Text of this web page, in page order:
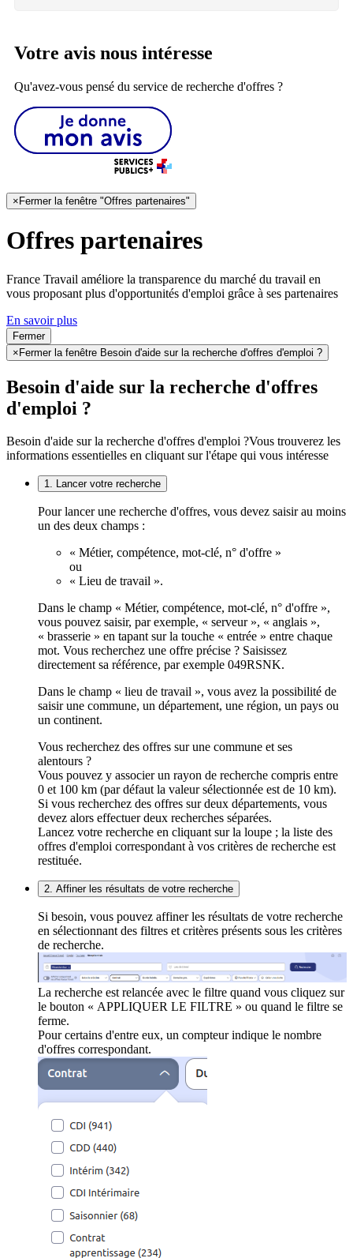
Votre avis nous intéresse
Qu'avez-vous pensé du service de recherche d'offres ?
× Fermer la fenêtre "Offres partenaires"
Offres partenaires
France Travail améliore la transparence du marché du travail en
vous proposant plus d'opportunités d'emploi grâce à ses partenaires
En savoir plus
Fermer
×Fermer la fenêtre Besoin d'aide sur la recherche d'offres d'emploi ?
Besoin d'aide sur la recherche d'offres
d'emploi ?
Besoin d'aide sur la recherche d'offres d'emploi ?Vous trouverez les
informations essentielles en cliquant sur l'étape qui vous intéresse
1. Lancer votre recherche
Pour lancer une recherche d'offres, vous devez saisir au moins
un des deux champs :
« Métier, compétence, mot-clé, n° d'offre »
ou
« Lieu de travail ».
Dans le champ « Métier, compétence, mot-clé, n° d'offre »,
vous pouvez saisir, par exemple, « serveur », « anglais »,
« brasserie » en tapant sur la touche « entrée » entre chaque
mot. Vous recherchez une offre précise ? Saisissez
directement sa référence, par exemple 049RSNK.
Dans le champ « lieu de travail », vous avez la possibilité de
saisir une commune, un département, une région, un pays ou
un continent.
Vous recherchez des offres sur une commune et ses
alentours ?
Vous pouvez y associer un rayon de recherche compris entre
0 et 100 km (par défaut la valeur sélectionnée est de 10 km).
Si vous recherchez des offres sur deux départements, vous
devez alors effectuer deux recherches séparées.
Lancez votre recherche en cliquant sur la loupe ; la liste des
offres d'emploi correspondant à vos critères de recherche est
restituée.
2. Affiner les résultats de votre recherche
Si besoin, vous pouvez affiner les résultats de votre recherche
en sélectionnant des filtres et critères présents sous les critères
de recherche.
La recherche est relancée avec le filtre quand vous cliquez sur
le bouton « APPLIQUER LE FILTRE » ou quand le filtre se
ferme.
Pour certains d'entre eux, un compteur indique le nombre
d'offres correspondant.